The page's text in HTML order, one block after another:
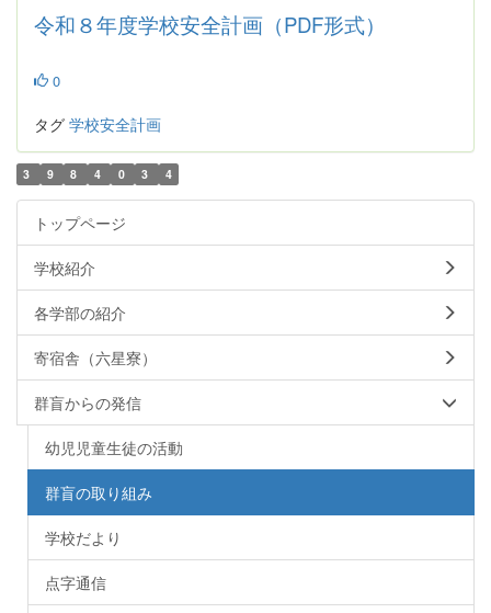
令和８年度学校安全計画（PDF形式）
0
タグ 学校安全計画
3 9 8 4 0 3 4
トップページ
学校紹介
各学部の紹介
寄宿舎（六星寮）
群盲からの発信
幼児児童生徒の活動
群盲の取り組み
学校だより
点字通信